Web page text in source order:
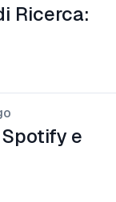
Ricerca:
e